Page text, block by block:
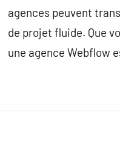
agences peuvent
de projet fluide. Que
une agence Webflow